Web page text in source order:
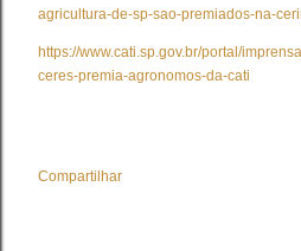
agricultura-de-sp-sao-premiados-na-
https://www.cati.sp.gov.br/portal/
ceres-premia-agronomos-da-cati
Compartilhar